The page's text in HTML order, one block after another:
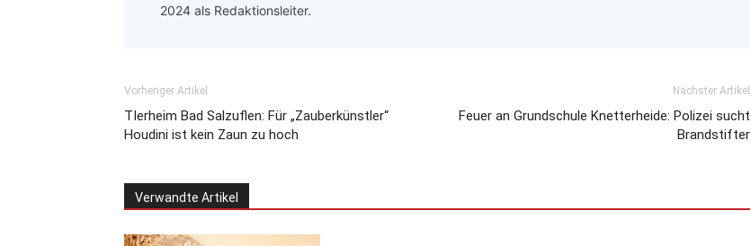
2024 als Redaktionsleiter.
Vorheriger Artikel
TIerheim Bad Salzuflen: Für „Zauberkünstler“
Houdini ist kein Zaun zu hoch
Nächster Artikel
Feuer an Grundschule Knetterheide: Polizei sucht
Brandstifter
Verwandte Artikel